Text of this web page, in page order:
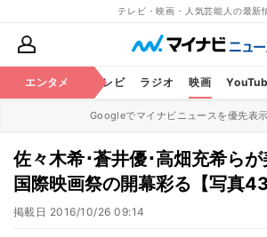
テレビ・映画・人気芸能人の最新
エンタメ
芸能 テレビ ラジオ 映画
Googleでマイナビニュースを優先表
佐々木希･蒼井優･高畑充希ら
国際映画祭の開幕彩る【写真43
掲載日 2016/10/26 09:14